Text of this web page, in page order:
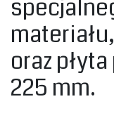
oraz
225 mm.‎